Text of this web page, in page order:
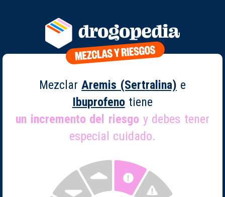
MezclarAremis (Sertralina) e
Ibuprofenotiene
un incremento del riesgo y debes tener
especial cuidado.